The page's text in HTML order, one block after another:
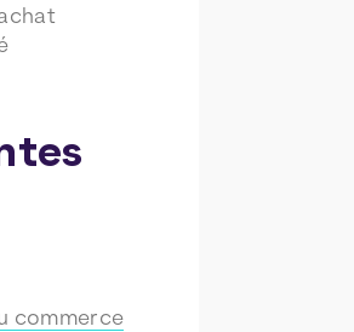
commerce